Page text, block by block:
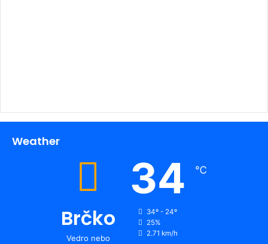
Weather
Brčko
Vedro nebo
34 ℃
34º - 24º
25%
2.71 km/h